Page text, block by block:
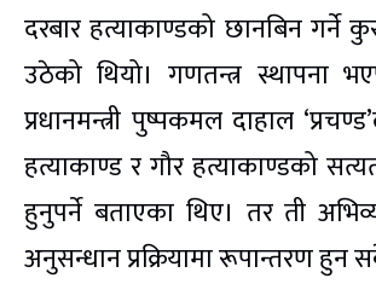
दरबार हत्याकाण्डको छानबिन गर्ने
उठेको थियो। गणतन्त्र स्थापना
प्रधानमन्त्री पुष्पकमल दाहाल
हत्याकाण्ड र गौर हत्याकाण्डको
हुनुपर्ने बताएका थिए। तर ती
अनुसन्धान प्रक्रियामा रूपान्तरण हुन